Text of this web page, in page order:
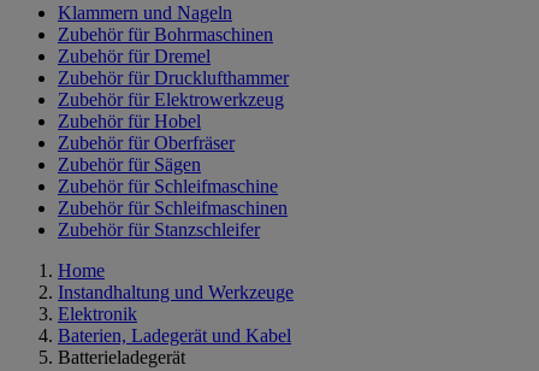
Klammern und Nageln
Zubehör für Bohrmaschinen
Zubehör für Dremel
Zubehör für Drucklufthammer
Zubehör für Elektrowerkzeug
Zubehör für Hobel
Zubehör für Oberfräser
Zubehör für Sägen
Zubehör für Schleifmaschine
Zubehör für Schleifmaschinen
Zubehör für Stanzschleifer
Home
Instandhaltung und Werkzeuge
Elektronik
Baterien, Ladegerät und Kabel
Batterieladegerät